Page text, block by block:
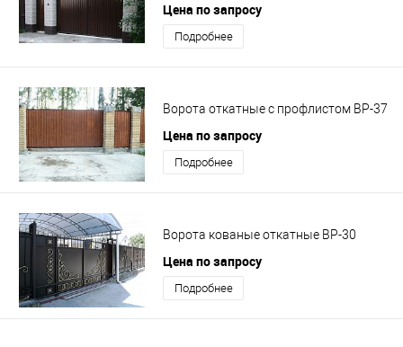
Цена по запросу
Подробнее
Ворота откатные с профлистом ВР-37
Цена по запросу
Подробнее
Ворота кованые откатные ВР-30
Цена по запросу
Подробнее